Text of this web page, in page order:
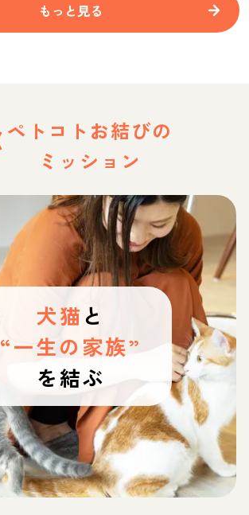
もっと見る
ペトコトお結びの
ミッション
犬猫 と
“一生の家族”
を結ぶ